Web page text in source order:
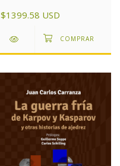
$1399.58 USD